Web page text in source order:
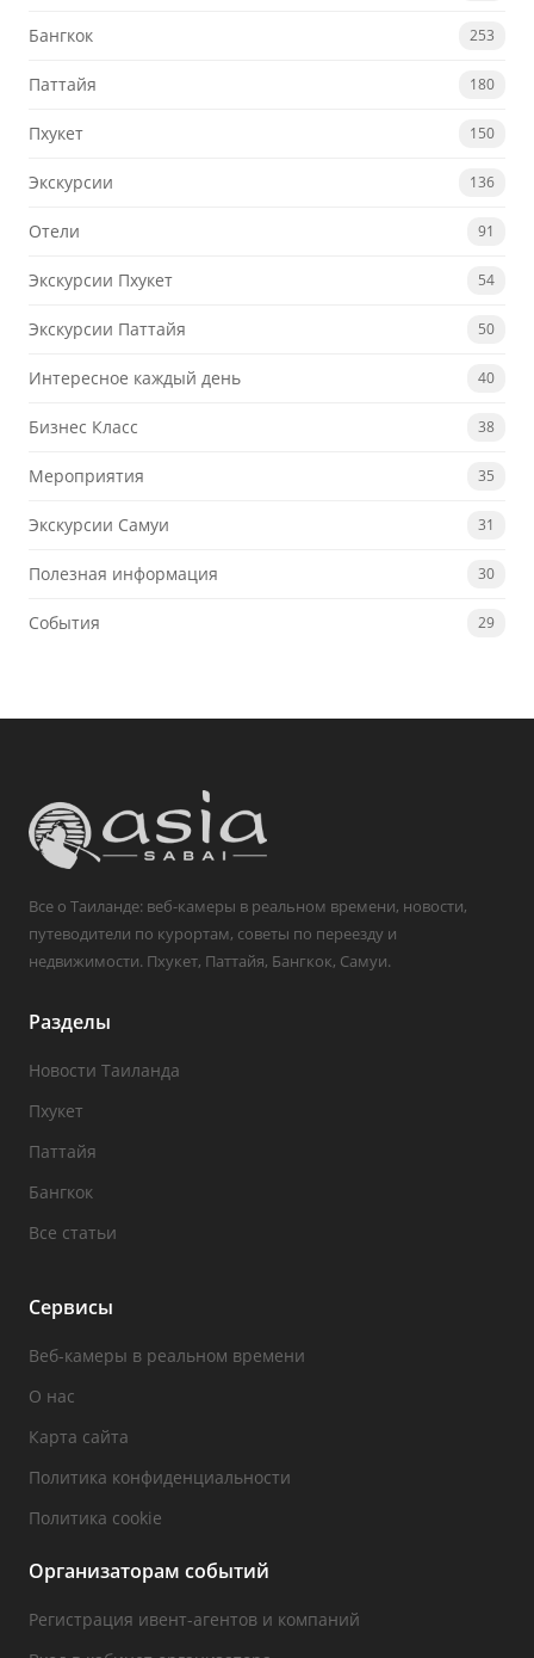
Бангкок 253
Паттайя 180
Пхукет 150
Экскурсии 136
Отели 91
Экскурсии Пхукет 54
Экскурсии Паттайя 50
Интересное каждый день 40
Бизнес Класс 38
Мероприятия 35
Экскурсии Самуи 31
Полезная информация 30
События 29
Все о Таиланде: веб-камеры в реальном времени, новости,
путеводители по курортам, советы по переезду и
недвижимости. Пхукет, Паттайя, Бангкок, Самуи.
Разделы
Новости Таиланда
Пхукет
Паттайя
Бангкок
Все статьи
Сервисы
Веб-камеры в реальном времени
О нас
Карта сайта
Политика конфиденциальности
Политика cookie
Организаторам событий
Регистрация ивент-агентов и компаний